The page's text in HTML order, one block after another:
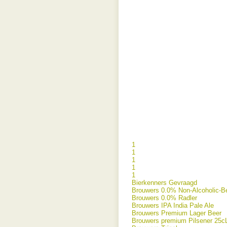
1
1
1
1
1
Bierkenners Gevraagd
Brouwers 0.0% Non-Alcoholic-
Brouwers 0.0% Radler
Brouwers IPA India Pale Ale
Brouwers Premium Lager Beer
Brouwers premium Pilsener